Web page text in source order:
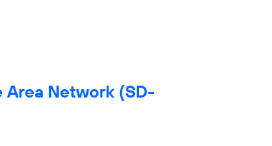
Network (SD-